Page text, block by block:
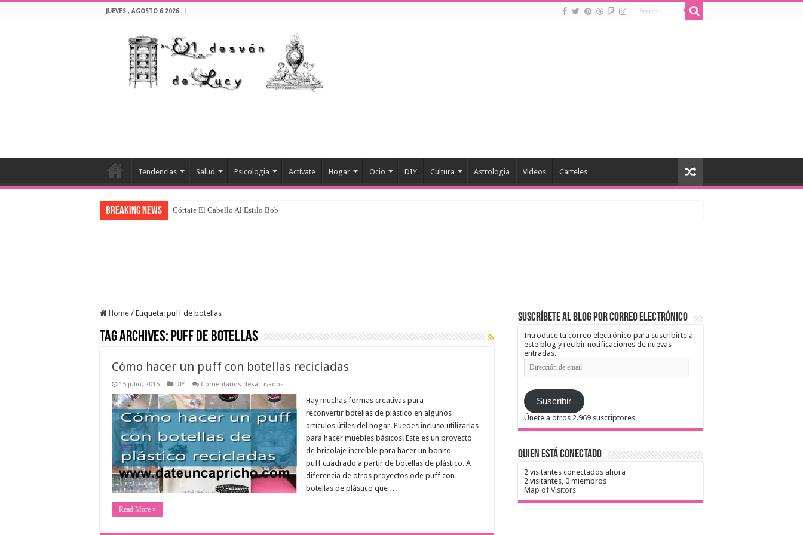
JUEVES , AGOSTO 6 2026
Tendencias Salud Psicologia Actívate Hogar Ocio DIY Cultura Astrologia Videos Carteles
Breaking News Córtate El Cabello Al Estilo Bob
Home / Etiqueta: puff de botellas
Tag Archives: puff de botellas
Cómo hacer un puff con botellas recicladas
15 julio, 2015 DIY Comentarios desactivados
un
puff
con
botellas
recicladas
Hay muchas formas creativas para
reconvertir botellas de plástico en algunos
artículos útiles del hogar. Puedes incluso utilizarlas
para hacer muebles básicos! Este es un proyecto
de bricolaje increíble para hacer un bonito
puff cuadrado a partir de botellas de plástico. A
diferencia de otros proyectos ode puff con
botellas de plástico que …
Read More »
Suscríbete al blog por correo electrónico
Introduce tu correo electrónico para suscribirte a
este blog y recibir notificaciones de nuevas
entradas.
Dirección
de
Suscribir
Únete a otros 2.969 suscriptores
Quien está conectado
2 visitantes conectados ahora
2 visitantes, 0 miembros
Map of Visitors